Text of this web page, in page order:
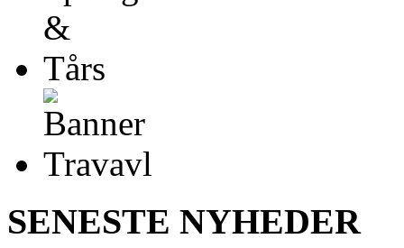
SENESTE NYHEDER